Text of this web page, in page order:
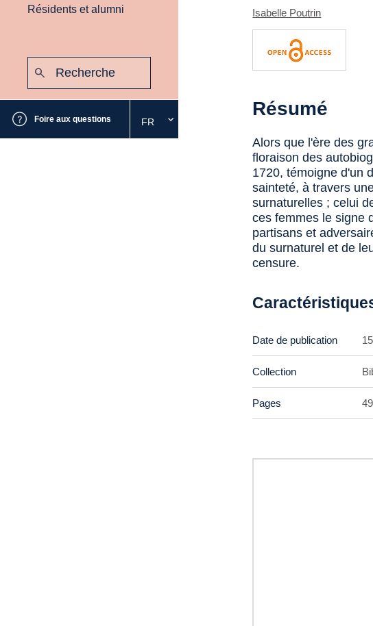
Résidents et alumni
Foire aux questions
Sélectionnez
la
FR
Isabelle Poutrin
Résumé
Alors que l'ère des
floraison des
1720, témoigne d'un
sainteté, à travers
surnaturelles ; celui
ces femmes le signe
partisans et
du surnaturel et de
censure.
Date de publication
Collection
Pages